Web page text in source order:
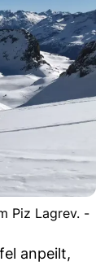
Piz Lagrev. -
anpeilt,